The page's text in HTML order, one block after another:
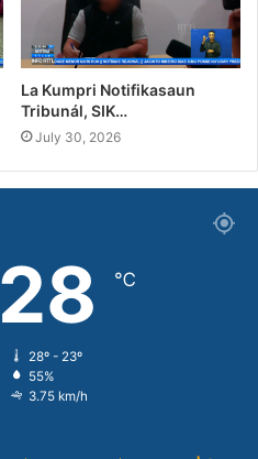
La Kumpri Notifikasaun
Tribunál, SIK…
July 30, 2026
28 ℃
28º - 23º
55%
3.75 km/h